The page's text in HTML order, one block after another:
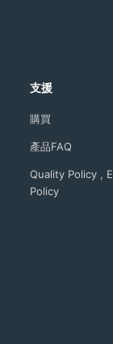
支援
購買
產品FAQ
Quality Policy ,
Policy